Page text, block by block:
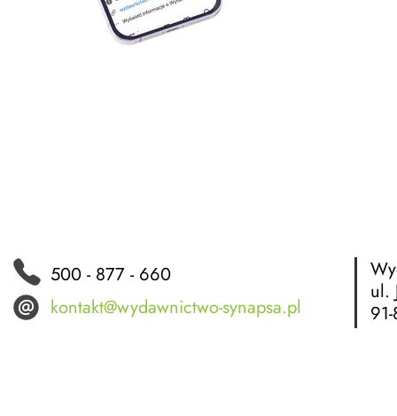
ul.
500 - 877 - 660
kontakt@wydawnictwo-synapsa.pl